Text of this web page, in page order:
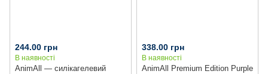
AnimAll — силікагелевий
244.00 грн
В наявності
AnimAll Premium Edition Purple
338.00 грн
В наявності